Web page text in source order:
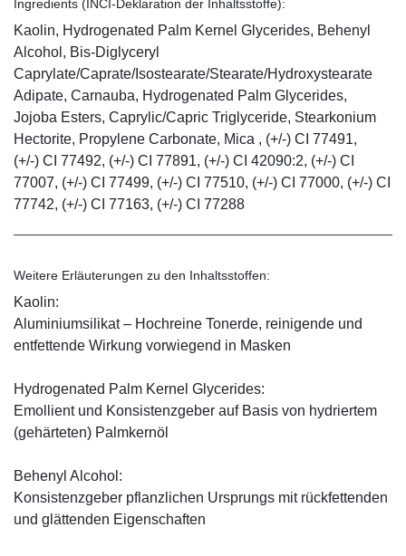
Ingredients (INCI-Deklaration der Inhaltsstoffe):
Kaolin, Hydrogenated Palm Kernel Glycerides, Behenyl
Alcohol, Bis-Diglyceryl
Caprylate/Caprate/Isostearate/Stearate/Hydroxystearate
Adipate, Carnauba, Hydrogenated Palm Glycerides,
Jojoba Esters, Caprylic/Capric Triglyceride, Stearkonium
Hectorite, Propylene Carbonate, Mica , (+/-) CI 77491,
(+/-) CI 77492, (+/-) CI 77891, (+/-) CI 42090:2, (+/-) CI
77007, (+/-) CI 77499, (+/-) CI 77510, (+/-) CI 77000, (+/-) CI
77742, (+/-) CI 77163, (+/-) CI 77288
Weitere Erläuterungen zu den Inhaltsstoffen:
Kaolin:
Aluminiumsilikat – Hochreine Tonerde, reinigende und
entfettende Wirkung vorwiegend in Masken
Hydrogenated Palm Kernel Glycerides:
Emollient und Konsistenzgeber auf Basis von hydriertem
(gehärteten) Palmkernöl
Behenyl Alcohol:
Konsistenzgeber pflanzlichen Ursprungs mit rückfettenden
und glättenden Eigenschaften